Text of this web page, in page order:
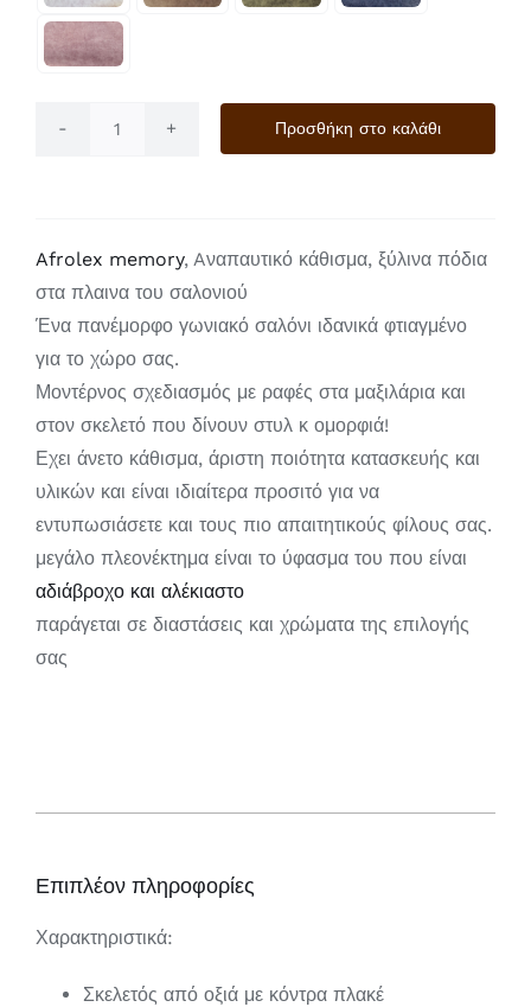
Επιπλέον πληροφορίες
Χαρακτηριστικά:
Σκελετός από οξιά με κόντρα πλακέ
Προσθήκη στο καλάθι
Afrolex memory, Aναπαυτικό κάθισμα, ξύλινα πόδια
στα πλαινα του σαλονιού
Ένα πανέμορφο γωνιακό σαλόνι ιδανικά φτιαγμένο
για το χώρο σας.
Μοντέρνος σχεδιασμός με ραφές στα μαξιλάρια και
στον σκελετό που δίνουν στυλ κ ομορφιά!
Εχει άνετο κάθισμα, άριστη ποιότητα κατασκευής και
υλικών και είναι ιδιαίτερα προσιτό για να
εντυπωσιάσετε και τους πιο απαιτητικούς φίλους σας.
μεγάλο πλεονέκτημα είναι το ύφασμα του που είναι
αδιάβροχο και αλέκιαστο
παράγεται σε διαστάσεις και χρώματα της επιλογής
σας